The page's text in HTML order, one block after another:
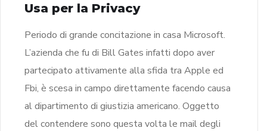
Usa per la Privacy
Periodo di grande concitazione in casa Microsoft.
L’azienda che fu di Bill Gates infatti dopo aver
partecipato attivamente alla sfida tra Apple ed
Fbi, è scesa in campo direttamente facendo causa
al dipartimento di giustizia americano. Oggetto
del contendere sono questa volta le mail degli